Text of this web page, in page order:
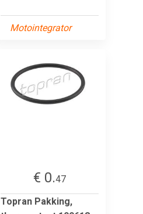
Motointegrator
€ 0.47
Topran Pakking,